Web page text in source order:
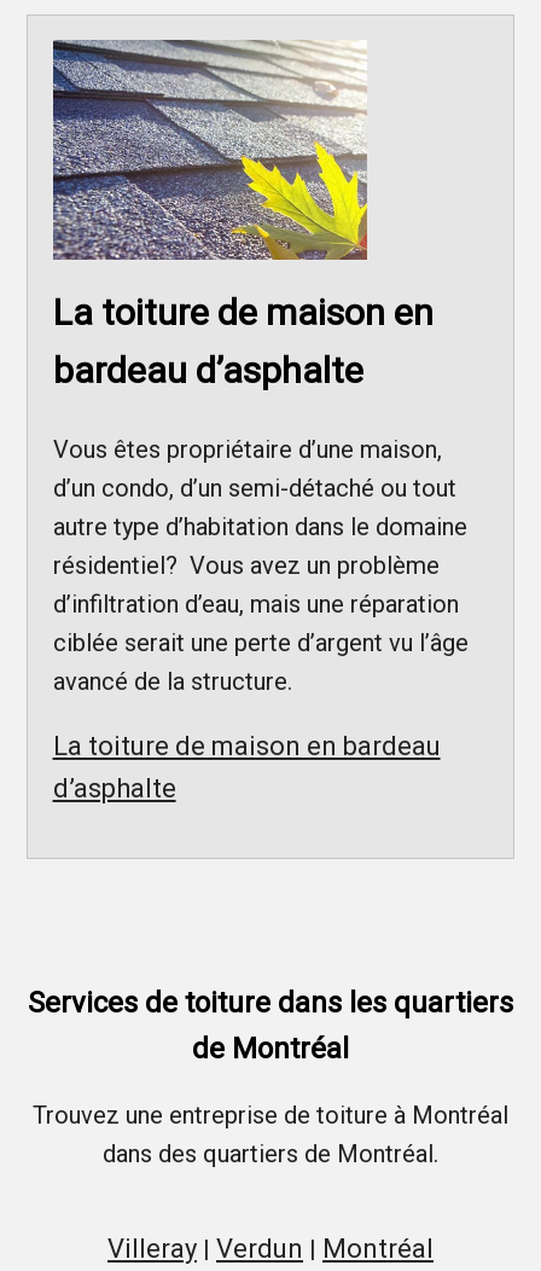
La toiture de maison en
bardeau d’asphalte
Vous êtes propriétaire d’une maison,
d’un condo, d’un semi-détaché ou tout
autre type d’habitation dans le domaine
résidentiel? Vous avez un problème
d’infiltration d’eau, mais une réparation
ciblée serait une perte d’argent vu l’âge
avancé de la structure.
La toiture de maison en bardeau
d’asphalte
Services de toiture dans les quartiers
de Montréal
Trouvez une entreprise de toiture à Montréal
dans des quartiers de Montréal.
Villeray | Verdun | Montréal